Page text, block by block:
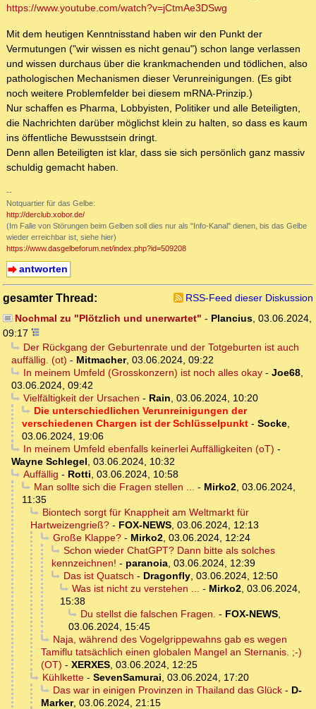
https://www.youtube.com/watch?v=jCtmAe3DSwg
Mit dem heutigen Kenntnisstand haben wir den Punkt der
Vermutungen ("wir wissen es nicht genau") schon lange verlassen
und wissen durchaus über die krankmachenden und tödlichen, also
pathologischen Mechanismen dieser Verunreinigungen. (Es gibt
noch weitere Problemfelder bei diesem mRNA-Prinzip.)
Nur schaffen es Pharma, Lobbyisten, Politiker und alle Beteiligten,
die Nachrichten darüber möglichst klein zu halten, so dass es kaum
ins öffentliche Bewusstsein dringt.
Denn allen Beteiligten ist klar, dass sie sich persönlich ganz massiv
schuldig gemacht haben.
--
Notquartier für das Gelbe:
http://derclub.xobor.de/
(Im Falle von Störungen beim Gelben soll dies nur als "Info-Kanal" dienen, bis das Gelbe
wieder erreichbar ist, siehe hier)
https://www.dasgelbeforum.net/index.php?id=509208
antworten
gesamter Thread:
RSS-Feed dieser Diskussion
Nochmal zu "Plötzlich und unerwartet" - Plancius, 03.06.2024,
09:17
Der Rückgang der Geburtenrate und der Totgeburten ist auch
auffällig. (ot) - Mitmacher, 03.06.2024, 09:22
In meinem Umfeld (Grosskonzern) ist noch alles okay- Joe68,
03.06.2024, 09:42
Vielfältigkeit der Ursachen - Rain, 03.06.2024, 10:20
Die unterschiedlichen Verunreinigungen der
verschiedenen Chargen ist der Schlüsselpunkt - Socke,
03.06.2024, 19:06
In meinem Umfeld ebenfalls keinerlei Auffälligkeiten (oT) -
Wayne Schlegel, 03.06.2024, 10:32
Auffällig - Rotti, 03.06.2024, 10:58
Man sollte sich die Fragen stellen ... - Mirko2, 03.06.2024,
11:35
Biontech sorgt für Knappheit am Weltmarkt für
Hartweizengrieß? - FOX-NEWS, 03.06.2024, 12:13
Große Klappe?- Mirko2, 03.06.2024, 12:24
Schon wieder ChatGPT? Dann bitte als solches
kennzeichnen! - paranoia, 03.06.2024, 12:39
Das ist Quatsch - Dragonfly, 03.06.2024, 12:50
Was ist nicht zu verstehen ... - Mirko2, 03.06.2024,
15:38
Du stellst die falschen Fragen. - FOX-NEWS,
03.06.2024, 15:45
Naja, während des Vogelgrippewahns gab es wegen
Tamiflu tatsächlich einen globalen Mangel an Sternanis. ;-)
(OT) - XERXES, 03.06.2024, 12:25
Kühlkette- SevenSamurai, 03.06.2024, 17:20
Das war in einigen Provinzen in Thailand das Glück- D-
Marker, 03.06.2024, 21:15